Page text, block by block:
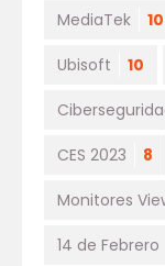
MediaTek 10
Ubisoft 10
CES 2023 8
Monitores
14 de Febrero